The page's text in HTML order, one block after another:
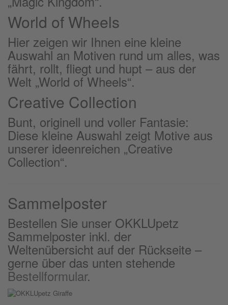
World of Wheels
Hier zeigen wir Ihnen eine kleine
Auswahl an Motiven rund um alles, was
fährt, rollt, fliegt und hupt – aus der
Welt „World of Wheels“.
Creative Collection
Bunt, originell und voller Fantasie:
Diese kleine Auswahl zeigt Motive aus
unserer ideenreichen „Creative
Collection“.
Sammelposter
Bestellen Sie unser OKKLUpetz
Sammelposter inkl. der
Weltenübersicht auf der Rückseite –
gerne über das unten stehende
Bestellformular.